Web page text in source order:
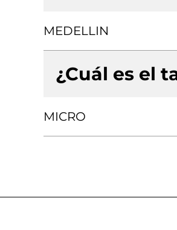
MEDELLIN
¿Cuál es el
MICRO